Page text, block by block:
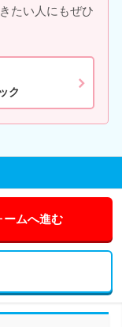
たい人にもぜひ
ク
ムへ進む